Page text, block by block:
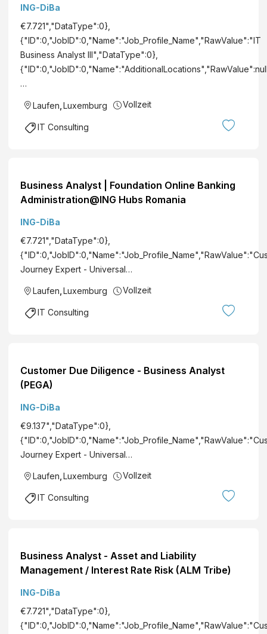
w
/
d
)
s
c
h
e
L
d
n
k
k
t
i
e
g
l
s
h
a
f
t
ING-DiBa
€7.721","DataType":0},
{"ID":0,"JobID":0,"Name":"Job_Profile_Name","RawValue":"IT
Business Analyst III","DataType":0},
…
Laufen Luxemburg Vollzeit
IT Consulting
Business Analyst | Foundation Online Banking
Administration@ING Hubs Romania
ING-DiBa
€7.721","DataType":0},
Journey Expert - Universal…
Laufen Luxemburg Vollzeit
IT Consulting
Customer Due Diligence - Business Analyst
(PEGA)
ING-DiBa
€9.137","DataType":0},
Journey Expert - Universal…
Laufen Luxemburg Vollzeit
IT Consulting
Business Analyst - Asset and Liability
Management / Interest Rate Risk (ALM Tribe)
ING-DiBa
€7.721","DataType":0},